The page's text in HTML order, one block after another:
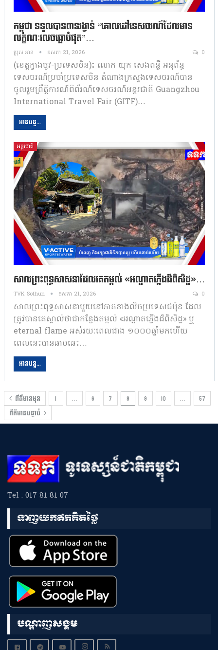
កម្ពុជា ទទួលបានពានរង្វាន់ “គោលដៅទេសចរណ៍ដែលមាន
លក្ខណៈលេចធ្លោបំផុត”…
ប្រុស អាន ឧសភា 21, 2026 0
(ខេត្តក្វាងចូវ-ប្រទេសចិន)៖ លោក យុក សេងពន្លឺ អនុព័ន្ធ
ទេសចរណ៍ប្រចាំប្រទេសចិន តំណាងក្រសួងទេសចរណ៍បាន
ចូលរួមព្រឹត្តិការណ៍ពិព័រណ៍ទេសចរណ៍អន្តរជាតិ Guangzhou
International Travel Fair (GITF)…
អានបន្ត...
អន្តរជាតិ
សាលព្រះពុទ្ធសាសនាដែលគេតម្កល់ «អណ្តាតភ្លើងដ៏ពិសិដ្ឋ»…
TVK Sothun ឧសភា 21, 2026 0
សាលព្រះពុទ្ធសាសនាមួយនៅភាគខាងលិចប្រទេសជប៉ុន ដែល
ត្រូវបានគេស្គាល់ថាជាកន្លែងតម្កល់ «អណ្តាតភ្លើងដ៏ពិសិដ្ឋ» ឬ
eternal flame អស់រយៈពេលជាង ១០០០ឆ្នាំមកហើយ
ពេលនេះបានឆាបឆេះ…
អានបន្ត...
ព័ត៌មានមុន 1 … 6 7 8 9 10 …
57
ព័ត៌មានបន្ទាប់
Tel : 017 81 81 07
ទាញយកឥតគិតថ្លៃ
បណ្តាញសង្គម